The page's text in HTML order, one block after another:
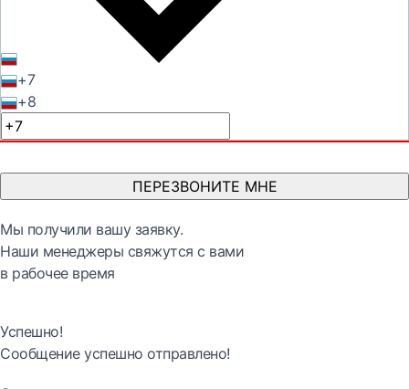
+7
+8
ПЕРЕЗВОНИТЕ МНЕ
Мы получили вашу заявку.
Наши менеджеры свяжутся с вами
в рабочее время
Успешно!
Сообщение успешно отправлено!